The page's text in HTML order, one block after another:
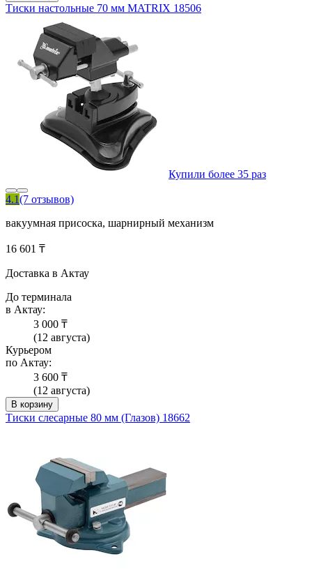
Тиски настольные 70 мм MATRIX 18506
Купили более 35 раз
4.1(7 отзывов)
вакуумная присоска, шарнирный механизм
16 601 ₸
Доставка в Актау
До терминала
в Актау:
3 000 ₸
(12 августа)
Курьером
по Актау:
3 600 ₸
(12 августа)
В корзину
Тиски слесарные 80 мм (Глазов) 18662